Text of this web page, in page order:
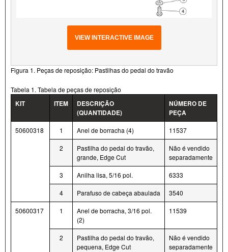
VIEW INTERACTIVE IMAGE
Figura 1. Peças de reposição: Pastilhas do pedal do travão
Tabela 1. Tabela de peças de reposição
KIT ITEM
DESCRIÇÃO
(QUANTIDADE)
NÚMERO DE
PEÇA
50600318 1 Anel de borracha (4) 11537
2
Pastilha do pedal do travão,
grande, Edge Cut
Não é vendido
separadamente
3 Anilha lisa, 5/16 pol. 6333
4 Parafuso de cabeça abaulada 3540
50600317 1
Anel de borracha, 3/16 pol.
(2)
11539
2
Pastilha do pedal do travão,
pequena, Edge Cut
Não é vendido
separadamente